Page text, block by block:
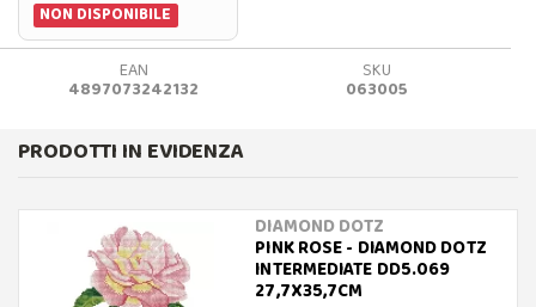
NON DISPONIBILE
EAN
4897073242132
SKU
063005
PRODOTTI IN EVIDENZA
DIAMOND DOTZ
PINK ROSE - DIAMOND DOTZ
INTERMEDIATE DD5.069
27,7X35,7CM